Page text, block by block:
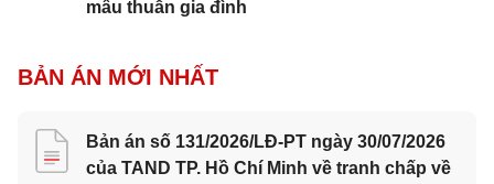
mâu thuẫn gia đình
BẢN ÁN MỚI NHẤT
Bản án số 131/2026/LĐ-PT ngày 30/07/2026
của TAND TP. Hồ Chí Minh về tranh chấp về